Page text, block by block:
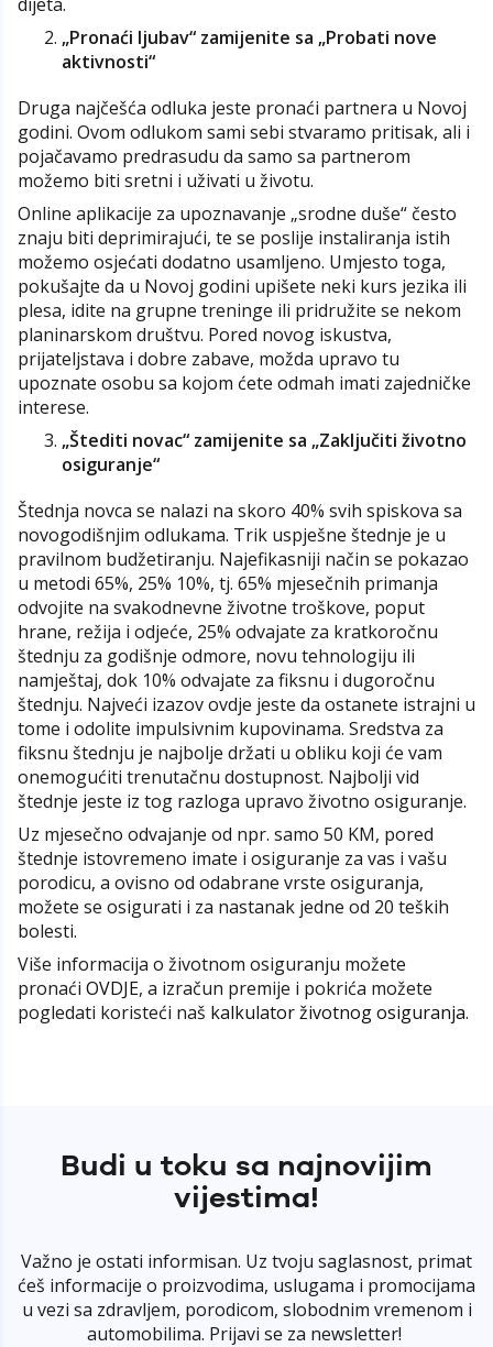
„Pronaći ljubav“ zamijenite sa „Probati nove
aktivnosti“
Druga najčešća odluka jeste pronaći partnera u Novoj
godini. Ovom odlukom sami sebi stvaramo pritisak, ali i
pojačavamo predrasudu da samo sa partnerom
možemo biti sretni i uživati u životu.
Online aplikacije za upoznavanje „srodne duše“ često
znaju biti deprimirajući, te se poslije instaliranja istih
možemo osjećati dodatno usamljeno. Umjesto toga,
pokušajte da u Novoj godini upišete neki kurs jezika ili
plesa, idite na grupne treninge ili pridružite se nekom
planinarskom društvu. Pored novog iskustva,
prijateljstava i dobre zabave, možda upravo tu
upoznate osobu sa kojom ćete odmah imati zajedničke
interese.
„Štediti novac“ zamijenite sa „Zaključiti životno
osiguranje“
Štednja novca se nalazi na skoro 40% svih spiskova sa
novogodišnjim odlukama. Trik uspješne štednje je u
pravilnom budžetiranju. Najefikasniji način se pokazao
u metodi 65%, 25% 10%, tj. 65% mjesečnih primanja
odvojite na svakodnevne životne troškove, poput
hrane, režija i odjeće, 25% odvajate za kratkoročnu
štednju za godišnje odmore, novu tehnologiju ili
namještaj, dok 10% odvajate za fiksnu i dugoročnu
štednju. Najveći izazov ovdje jeste da ostanete istrajni u
tome i odolite impulsivnim kupovinama. Sredstva za
fiksnu štednju je najbolje držati u obliku koji će vam
onemogućiti trenutačnu dostupnost. Najbolji vid
štednje jeste iz tog razloga upravo životno osiguranje.
Uz mjesečno odvajanje od npr. samo 50 KM, pored
štednje istovremeno imate i osiguranje za vas i vašu
porodicu, a ovisno od odabrane vrste osiguranja,
možete se osigurati i za nastanak jedne od 20 teških
bolesti.
Više informacija o životnom osiguranju možete
pronaći OVDJE, a izračun premije i pokrića možete
pogledati koristeći naš kalkulator životnog osiguranja.
Budi u toku sa najnovijim
vijestima!
Važno je ostati informisan. Uz tvoju saglasnost, primat
ćeš informacije o proizvodima, uslugama i promocijama
u vezi sa zdravljem, porodicom, slobodnim vremenom i
automobilima. Prijavi se za newsletter!